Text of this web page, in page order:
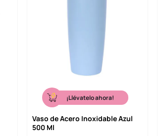
¡Llévatelo ahora!
Vaso de Acero Inoxidable Azul
500 Ml